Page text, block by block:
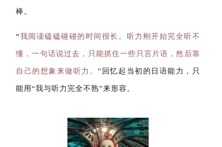
棒。
“我阅读磕磕碰碰的时间很长。听力刚开始完全听不
懂，一句话说过去，只能抓住一些只言片语，然后靠
自己的想象来做听力。”回忆起当初的日语能力，只
能用“我与听力完全不熟”来形容。